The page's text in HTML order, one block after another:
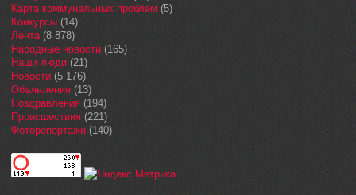
Карта коммунальных проблем (5)
Конкурсы (14)
Лента(8 878)
Народные новости (165)
Наши люди (21)
Новости (5 176)
Объявления (13)
Поздравления (194)
Происшествия (221)
Фоторепортажи (140)